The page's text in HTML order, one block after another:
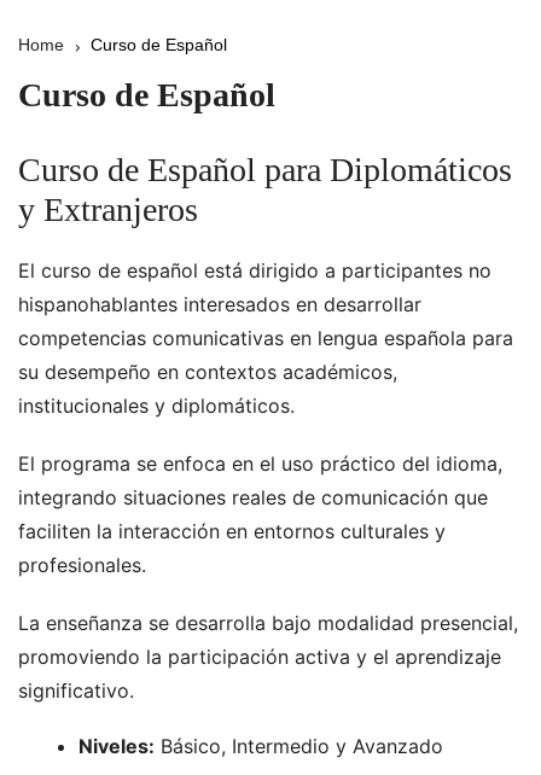
Home Curso de Español
Curso de Español
Curso de Español para Diplomáticos
y Extranjeros
El curso de español está dirigido a participantes no
hispanohablantes interesados en desarrollar
competencias comunicativas en lengua española para
su desempeño en contextos académicos,
institucionales y diplomáticos.
El programa se enfoca en el uso práctico del idioma,
integrando situaciones reales de comunicación que
faciliten la interacción en entornos culturales y
profesionales.
La enseñanza se desarrolla bajo modalidad presencial,
promoviendo la participación activa y el aprendizaje
significativo.
Niveles: Básico, Intermedio y Avanzado